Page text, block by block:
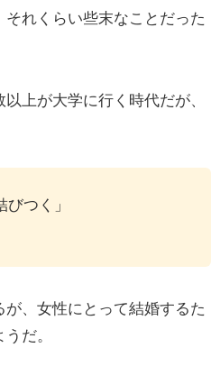
れくらい些末なことだった
上が大学に行く時代だが、
つく」
、女性にとって結婚するた
だ。